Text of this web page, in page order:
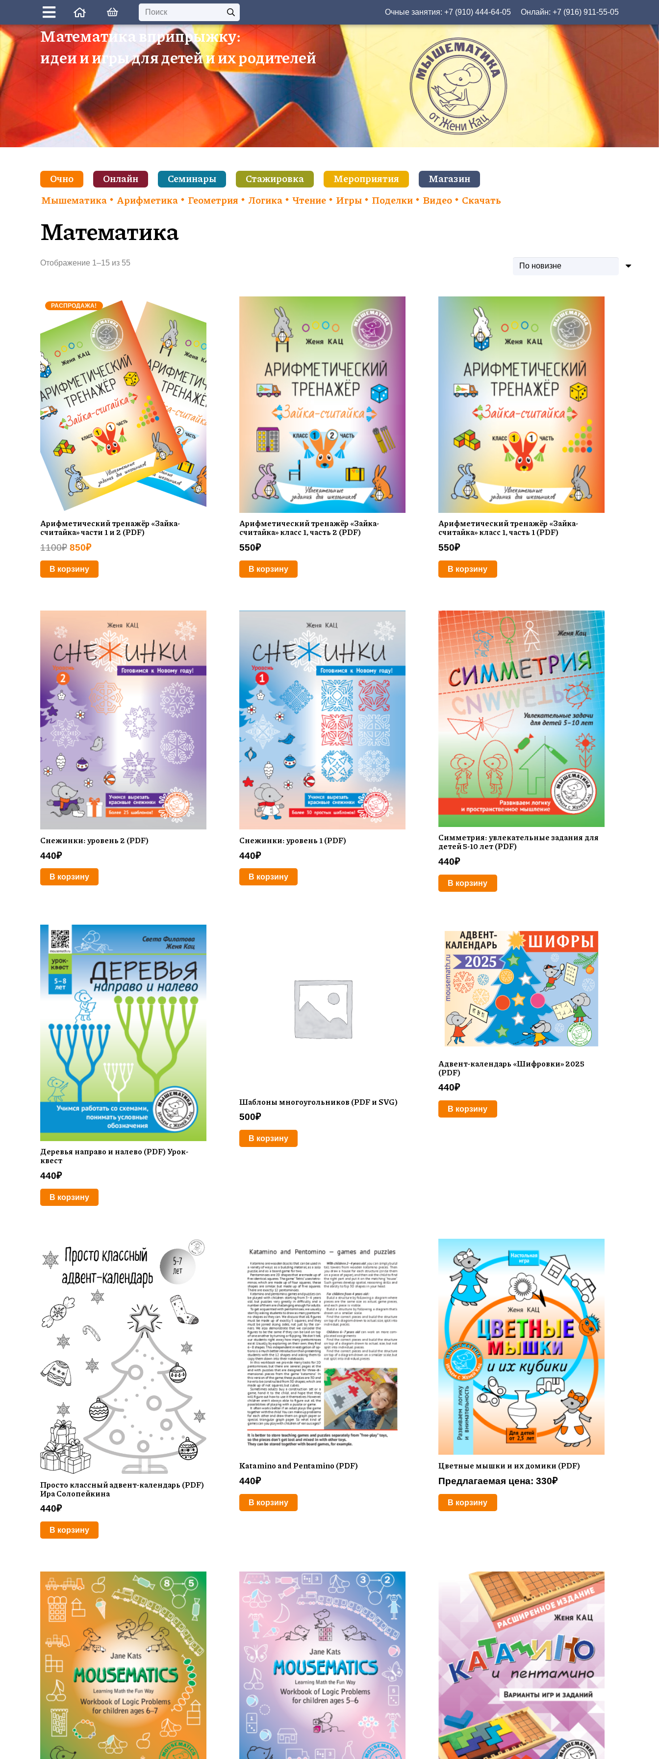
Очные занятия:+7 (910) 444-64-05 Онлайн:+7 (916) 911-55-05
Математика вприпрыжку:
идеи и игры для детей и их родителей
Очно Онлайн Семинары Стажировка Мероприятия
Магазин
Мышематика
Арифметика Геометрия Логика Чтение Игры Поделки Видео Скачать
Математика
Отображение 1–15 из 55
РАСПРОДАЖА!
Арифметический тренажёр «Зайка-
считайка» части 1 и 2 (PDF)
1100₽ Первоначальная
цена
составляла
850₽Текущая
цена:
В корзину
Арифметический тренажёр «Зайка-
считайка» класс 1, часть 2 (PDF)
550₽
В корзину
Арифметический тренажёр «Зайка-
считайка» класс 1, часть 1 (PDF)
550₽
В корзину
Снежинки: уровень 2 (PDF)
440₽
В корзину
Снежинки: уровень 1 (PDF)
440₽
В корзину
Симметрия: увлекательные задания для
детей 5-10 лет (PDF)
440₽
В корзину
Деревья направо и налево (PDF) Урок-
квест
440₽
В корзину
Шаблоны многоугольников (PDF и SVG)
500₽
В корзину
Адвент-календарь «Шифровки» 2025
(PDF)
440₽
В корзину
Просто классный адвент-календарь (PDF)
Ира Солопейкина
440₽
В корзину
Katamino and Pentamino (PDF)
440₽
В корзину
Цветные мышки и их домики (PDF)
Предлагаемая цена:330₽
В корзину